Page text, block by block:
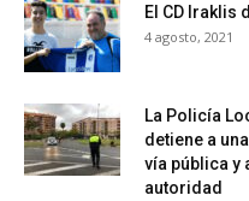
El CD Iraklis
4 agosto, 2021
La Policía
detiene a
vía pública y
autoridad